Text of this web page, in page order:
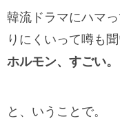
韓流ドラマにハマ
りにくいって噂も
ホルモン、すごい。
と、いうことで。